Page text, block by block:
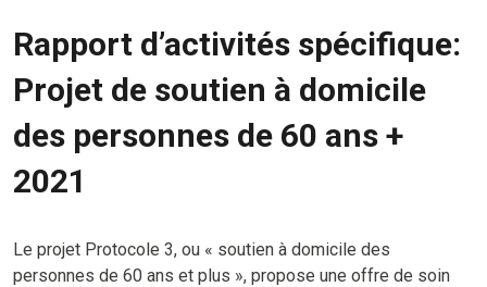
Rapport d’activités spécifique:
Projet de soutien à domicile
des personnes de 60 ans +
2021
Le projet Protocole 3, ou « soutien à domicile des
personnes de 60 ans et plus », propose une offre de soin